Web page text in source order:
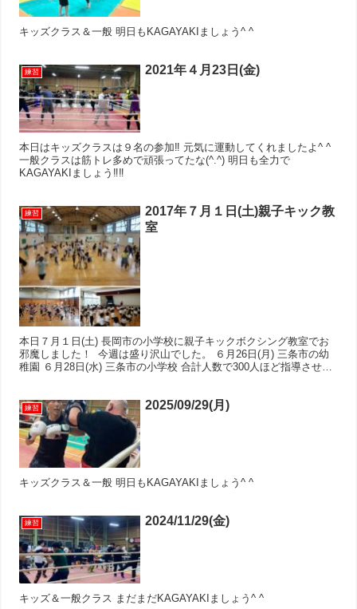
キッズクラス＆一般 明日もKAGAYAKIましょう^ ^
練習 2021年４月23日(金)
本日はキッズクラスは９名の参加‼︎ 元気に運動してくれましたよ^ ^
一般クラスは筋トレ多めで頑張ってたな(^.^) 明日も全力で
KAGAYAKIましょう‼︎‼︎
練習
2017年７月１日(土)親子キック教
室
本日７月１日(土) 長岡市の小学校に親子キックボクシング教室でお
邪魔しました！ ​ 今週は盛り沢山でした。 ６月26日(月) 三条市の幼
稚園 ６月28日(水) 三条市の小学校 合計人数で300人ほど指導させて
練習 2025/09/29(月)
キッズクラス＆一般 明日もKAGAYAKIましょう^ ^
練習 2024/11/29(金)
キッズ＆一般クラス まだまだKAGAYAKIましょう^ ^